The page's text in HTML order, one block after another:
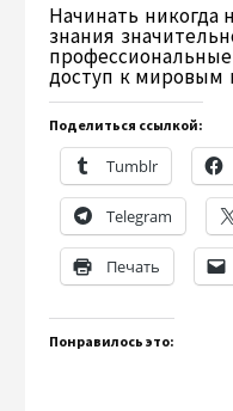
Начинать никогда
знания
доступ к мировым
Поделиться ссылкой:
Tumblr
Telegram
Печать
Понравилось это: